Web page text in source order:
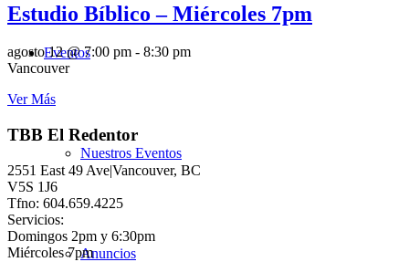
Eventos
Nuestros Eventos
Anuncios
Estudio Bíblico – Miércoles 7pm
agosto 12 @ 7:00 pm - 8:30 pm
Vancouver
Ver Más
TBB El Redentor
2551 East 49 Ave|Vancouver, BC
V5S 1J6
Tfno: 604.659.4225
Servicios:
Domingos 2pm y 6:30pm
Miércoles 7pm